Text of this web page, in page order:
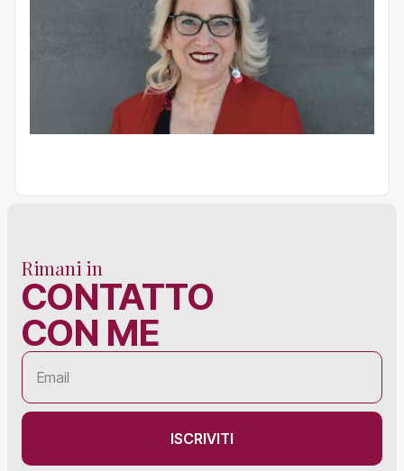
Rimani in
CONTATTO
CON ME
ISCRIVITI